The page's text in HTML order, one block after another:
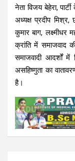
नेता विजय बेहेरा,
अध्यक्ष प्रदीप मिश्र,
कुमार बाग, लक्ष्मीधर
क्रांति में समाजवाद
समाजवादी आदर्शों
असहिष्णुता का
है।